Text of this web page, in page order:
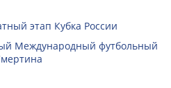
этап Кубка России
Международный футбольный